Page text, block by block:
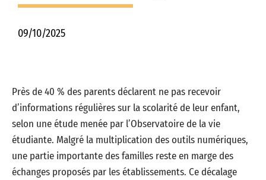
09/10/2025
Près de 40 % des parents déclarent ne pas recevoir
d’informations régulières sur la scolarité de leur enfant,
selon une étude menée par l’Observatoire de la vie
étudiante. Malgré la multiplication des outils numériques,
une partie importante des familles reste en marge des
échanges proposés par les établissements. Ce décalage